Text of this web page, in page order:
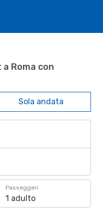
Roma con
Sola andata
Passeggeri
1 adulto